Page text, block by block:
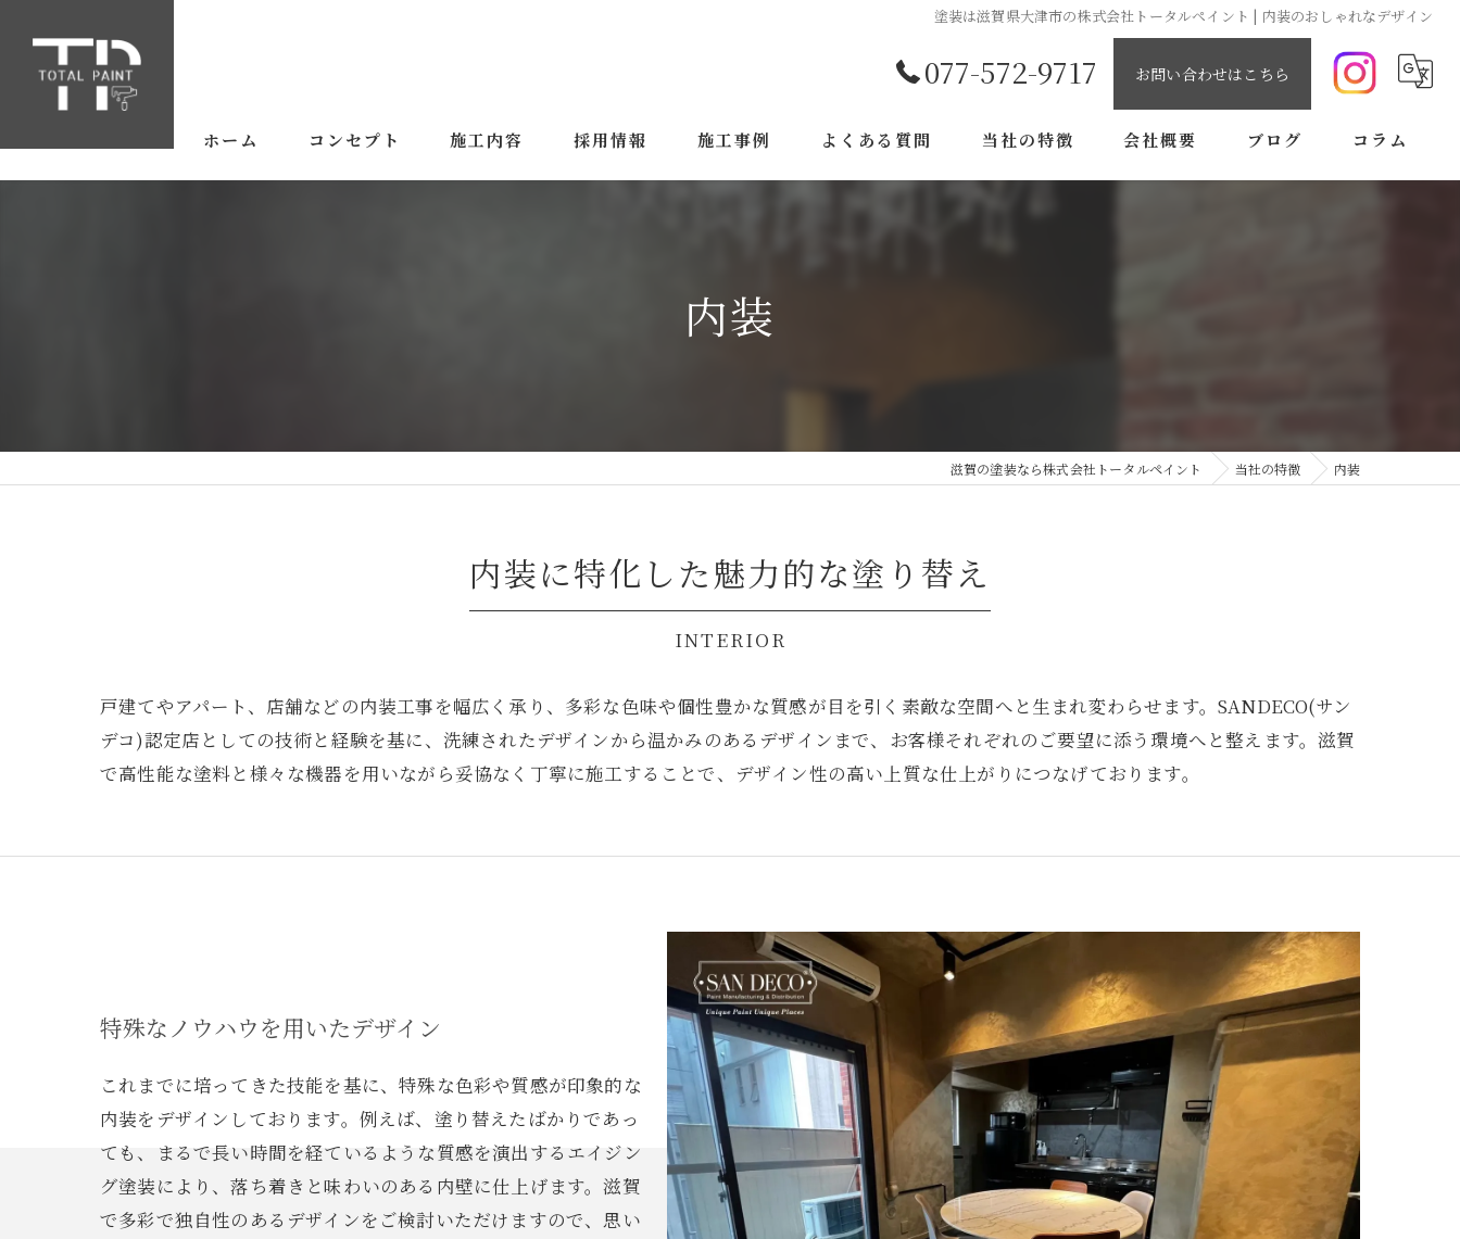
塗装は滋賀県大津市の株式会社トータルペイント | 内装のおしゃれなデザイン
077-572-9717 お問い合わせはこちら
ホーム コンセプト 施工内容 採用情報 施工事例 よくある質問 当社の特徴 会社概要 ブログ コラム
内装
滋賀の塗装なら株式会社トータルペイント 当社の特徴 内装
内装に特化した魅力的な塗り替え
INTERIOR
戸建てやアパート、店舗などの内装工事を幅広く承り、多彩な色味や個性豊かな質感が目を引く素敵な空間へと生まれ変わらせます。SANDECO(サン
デコ)認定店としての技術と経験を基に、洗練されたデザインから温かみのあるデザインまで、お客様それぞれのご要望に添う環境へと整えます。滋賀
で高性能な塗料と様々な機器を用いながら妥協なく丁寧に施工することで、デザイン性の高い上質な仕上がりにつなげております。
特殊なノウハウを用いたデザイン
これまでに培ってきた技能を基に、特殊な色彩や質感が印象的な
内装をデザインしております。例えば、塗り替えたばかりであっ
ても、まるで長い時間を経ているような質感を演出するエイジン
グ塗装により、落ち着きと味わいのある内壁に仕上げます。滋賀
で多彩で独自性のあるデザインをご検討いただけますので、思い